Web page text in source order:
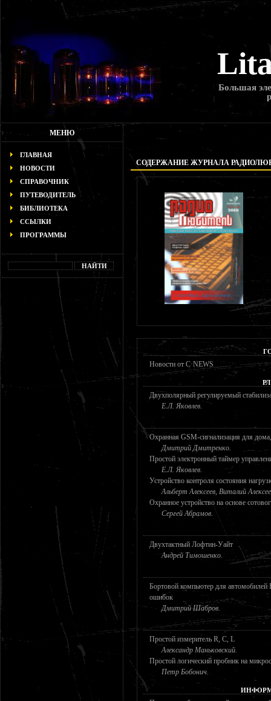
Большая
МЕНЮ
ГЛАВНАЯ
НОВОСТИ
СПРАВОЧНИК
ПУТЕВОДИТЕЛЬ
БИБЛИОТЕКА
ССЫЛКИ
ПРОГРАММЫ
СОДЕРЖАНИЕ ЖУРНАЛА
Новости от C·NEWS
Двухполярный регулируемый
Е.Л. Яковлев.
Охранная GSM-сигнализация для
Дмитрий Дмитренко.
Простой электронный таймер
Е.Л. Яковлев.
Устройство контроля состояния
Альберт Алексеев, Виталий
Охранное устройство на основе
Сергей Абрамов.
Двухтактный Лофтин-Уайт
Андрей Тимошенко.
Бортовой компьютер для
ошибок
Дмитрий Шабров.
Простой измеритель R, C, L
Александр Маньковский.
Простой логический пробник на
Петр Бобонич.